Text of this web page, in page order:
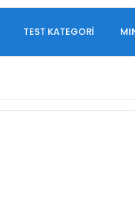
TEST KATEGORİ